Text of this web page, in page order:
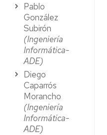
Pablo
González
Subirón
(Ingeniería
Informática-
ADE)
Diego
Caparrós
Morancho
(Ingeniería
Informática-
ADE)